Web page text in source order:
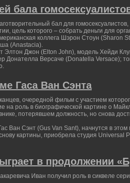
бала
бал для
цель которого – собрать деньги для
коллега Шэрон Стоун (Sharon
(Anastacia).
Элтон Джон (Elton John), модель Хейди
Донателла Версаче (Donatella Versace);
Гаса Ван Сэнта
очередной фильм с участием
на роль в биографической картине о
потерявшем должность, но снова
Ван Сэнт (Gus Van Sant), начнутся в этом
картины, приобрела студия Universal
в продолжении
Иван получил роль в сиквеле